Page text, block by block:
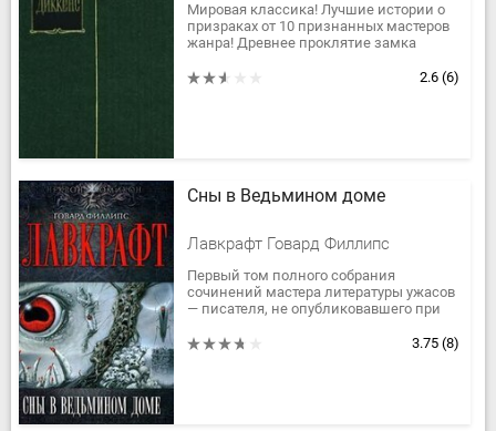
Мировая классика! Лучшие истории о
призраках от 10 признанных мастеров
жанра! Древнее проклятие замка
ищущий свою голову... Таинственная...
2.6 (6)
Сны в Ведьмином доме
Лавкрафт Говард Филлипс
Первый том полного собрания
сочинений мастера литературы ужасов
— писателя, не опубликовавшего при
маяком и ориентиром целого жанра,...
3.75 (8)